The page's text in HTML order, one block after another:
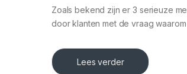
Zoals bekend zijn er 3 serieuze
door klanten met de vraag
Lees verder